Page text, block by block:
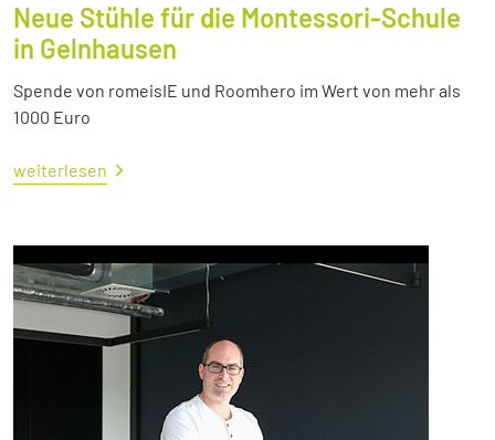
Neue Stühle für die Montessori-Schule
in Gelnhausen
Spende von romeisIE und Roomhero im Wert von mehr als
1000 Euro
weiterlesen